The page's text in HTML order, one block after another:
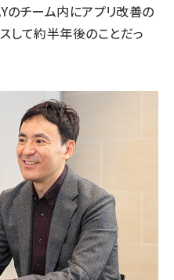
のチーム内にアプリ改善の
して約半年後のことだっ